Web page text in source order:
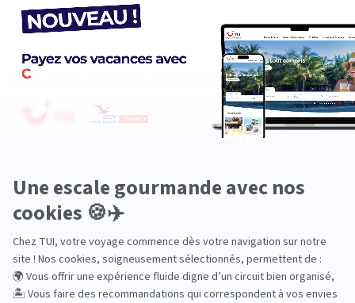
Les avis de nos voyageurs
10 juillet 2026